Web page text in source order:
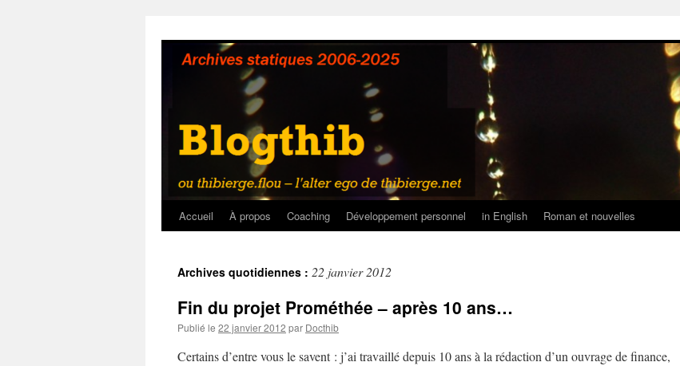
contenu
Accueil À propos Coaching Développement personnel in English Roman et nouvelles
Archives quotidiennes : 22 janvier 2012
Fin du projet Prométhée – après 10 ans…
Publié le 22 janvier 2012 par Docthib
Certains d’entre vous le savent : j’ai travaillé depuis 10 ans à la rédaction d’un ouvrage de finance,